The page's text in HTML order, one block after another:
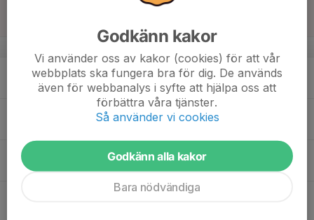
20
Ons
Godkänn kakor
Vi använder oss av kakor (cookies) för att vår
webbplats ska fungera bra för dig. De används
även för webbanalys i syfte att hjälpa oss att
förbättra våra tjänster.
Så använder vi cookies
Godkänn alla kakor
Bara nödvändiga